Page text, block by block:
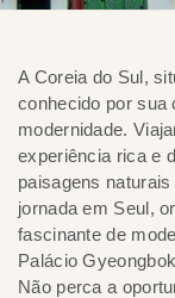
A Coreia do Sul,
conhecido por sua
modernidade.
experiência rica e
paisagens
jornada em Seul,
fascinante de
Palácio
Não perca a